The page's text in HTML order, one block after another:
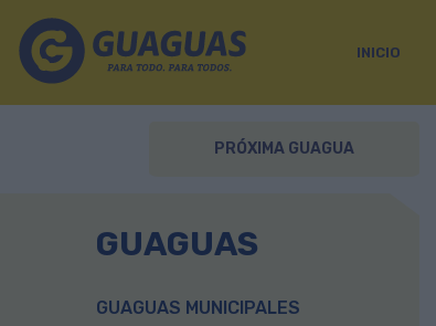
INICIO
PRÓXIMA GUAGUA
GUAGUAS
GUAGUAS MUNICIPALES